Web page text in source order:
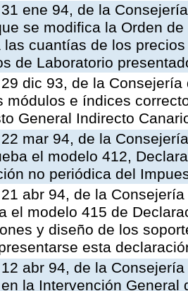
ene 94, de la
se modifica la Orden
las cuantías de los
de Laboratorio
dic 93, de la
módulos e índices
General Indirecto
mar 94, de la
el modelo 412,
no periódica del
abr 94, de la
el modelo 415 de
y diseño de los
esta
abr 94, de la
la Intervención General